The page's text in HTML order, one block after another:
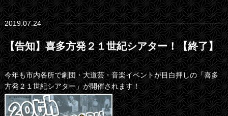
2019.07.24
【告知】喜多方発２１世紀シアター！【終了】
今年も市内各所で劇団・大道芸・音楽イベントが目白押しの「喜多
方発２１世紀シアター」が開催されます！